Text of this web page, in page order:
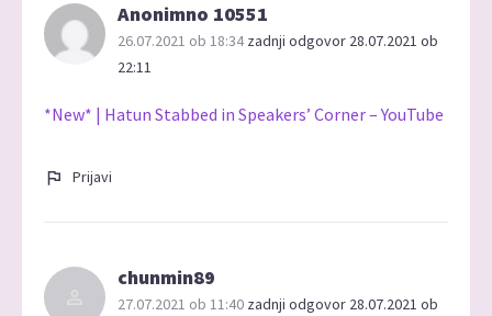
Anonimno 10551
26.07.2021 ob 18:34 zadnji odgovor 28.07.2021 ob
22:11
*New* | Hatun Stabbed in Speakers’ Corner – YouTube
Prijavi
chunmin89
27.07.2021 ob 11:40 zadnji odgovor 28.07.2021 ob